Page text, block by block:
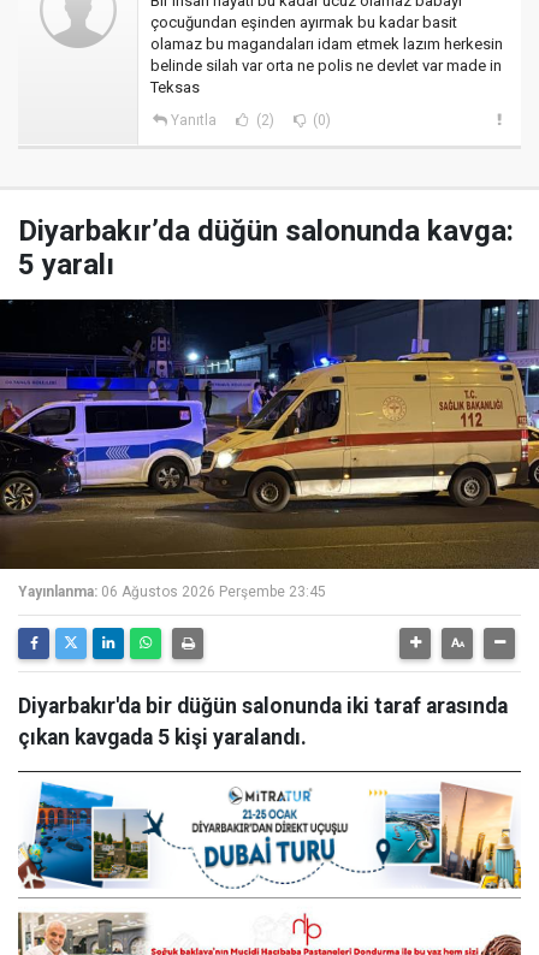
çocuğundan eşinden ayırmak bu kadar basit
olamaz bu magandaları idam etmek lazım herkesin
belinde silah var orta ne polis ne devlet var made in
Teksas
Yanıtla (2) (0)
Diyarbakır’da düğün salonunda kavga:
5 yaralı
Yayınlanma: 06 Ağustos 2026 Perşembe 23:45
Diyarbakır'da bir düğün salonunda iki taraf arasında
çıkan kavgada 5 kişi yaralandı.